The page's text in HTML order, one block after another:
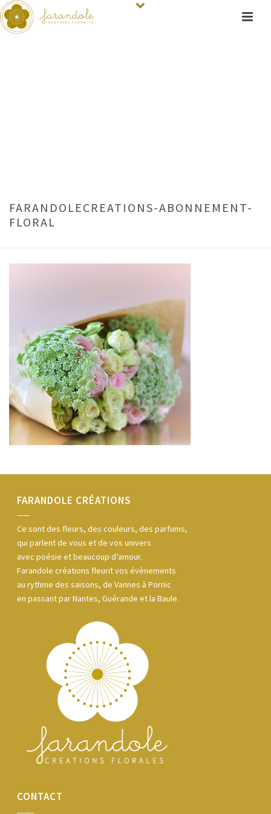
FARANDOLECREATIONS-ABONNEMENT-
FLORAL
FARANDOLE CRÉATIONS
——
Ce sont des fleurs, des couleurs, des parfums,
qui parlent de vous et de vos univers
avec poésie et beaucoup d’amour.
Farandole créations fleurit vos évènements
au rythme des saisons, de Vannes à Pornic
en passant par Nantes, Guérande et la Baule.
CONTACT